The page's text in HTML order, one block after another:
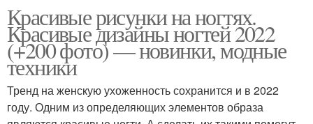
Красивые рисунки на ногтях.
Красивые дизайны ногтей 2022
(+200 фото) — новинки, модные
техники
Тренд на женскую ухоженность сохранится и в 2022
году. Одним из определяющих элементов образа